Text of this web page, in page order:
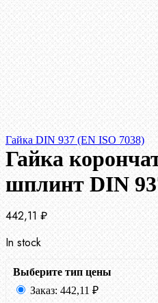
Гайка DIN 937 (EN ISO 7038)
Гайка
шплинт DIN
442,11 ₽
In stock
Выберите тип цены
Заказ: 442,11 ₽